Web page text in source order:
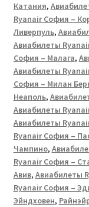
Катания,
Ryanair София –
Ливерпуль,
Авиабилеты
София – Малага,
Авиабилеты
София – Милан
Неаполь,
Авиабилеты
Авиабилеты
Ryanair София –
Чампино,
Ryanair София –
Авив, Авиабилеты
Ryanair София –
Эйндховен,